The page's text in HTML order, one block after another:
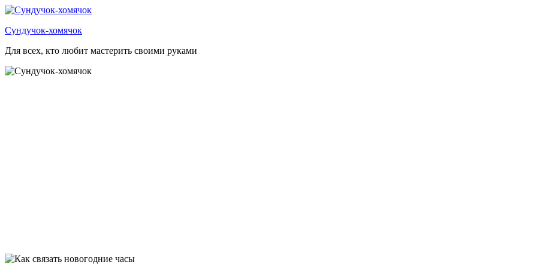
Перейти
содержимому
Сундучок-хомячок
Для всех, кто любит мастерить своими руками